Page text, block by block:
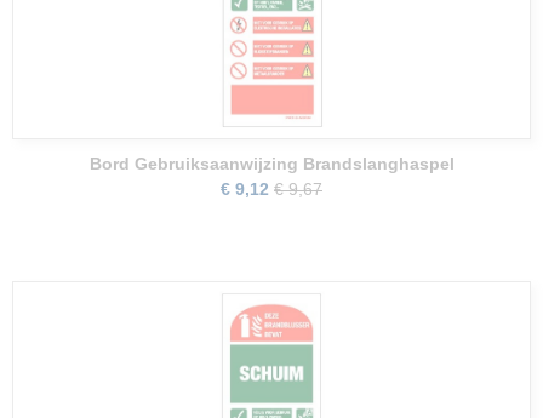
Bord Gebruiksaanwijzing Brandslanghaspel
€ 9,12 € 9,67